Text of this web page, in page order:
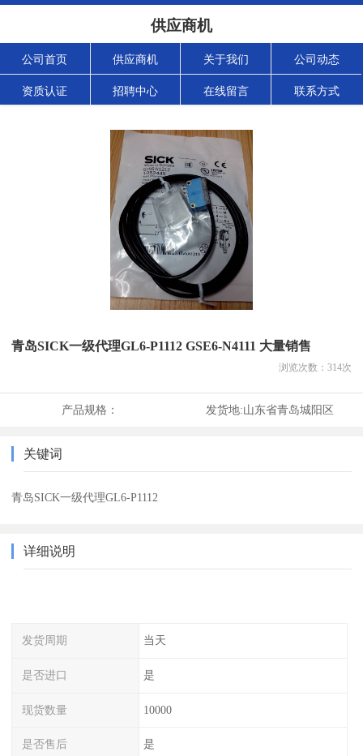
供应商机
公司首页 供应商机 关于我们 公司动态
资质认证 招聘中心 在线留言 联系方式
青岛SICK一级代理GL6-P1112 GSE6-N4111 大量销售
浏览次数： 314次
产品规格： 发货地:山东省青岛城阳区
关键词
青岛SICK一级代理GL6-P1112
详细说明
发货周期 当天
是否进口 是
现货数量 10000
是否售后 是